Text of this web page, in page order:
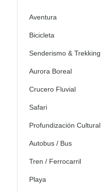
Aventura
Bicicleta
Senderismo & Trekking
Aurora Boreal
Crucero Fluvial
Safari
Profundización Cultural
Autobus / Bus
Tren / Ferrocarril
Playa